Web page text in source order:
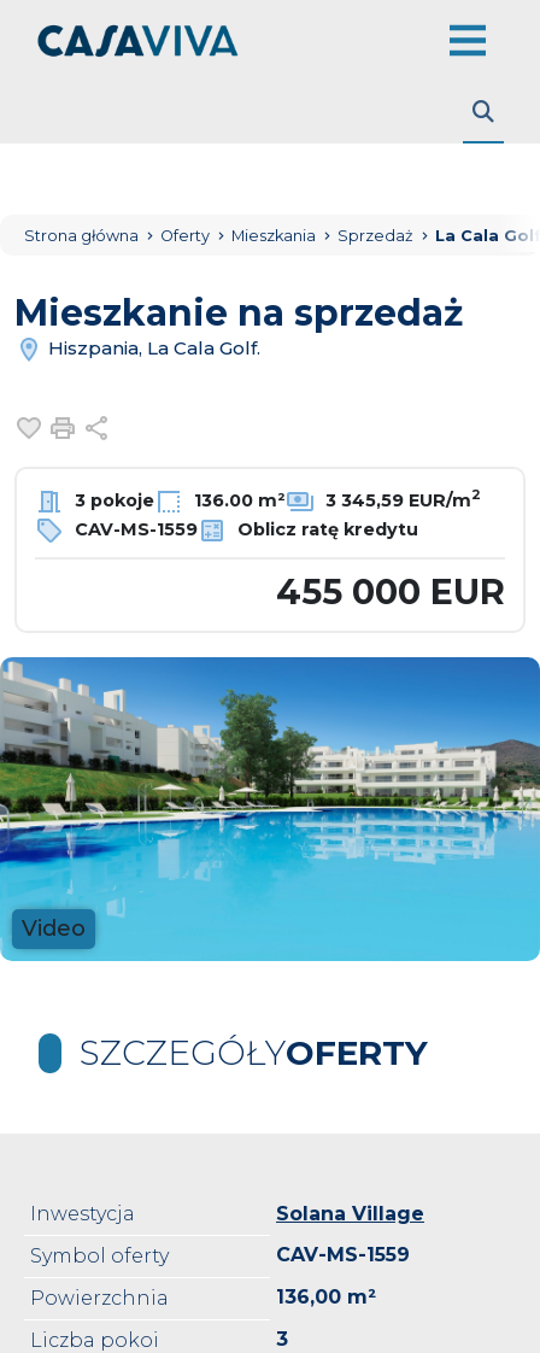
Strona główna Oferty Mieszkania Sprzedaż La Cala
Mieszkanie na sprzedaż
Hiszpania, La Cala Golf.
Dodaj do ulubionych
Drukuj
3 pokoje 136.00 m² 3 345,59 EUR/m2
CAV-MS-1559 Oblicz ratę kredytu
455 000 EUR
Video
SZCZEGÓŁYOFERTY
Inwestycja
Solana Village
Symbol oferty
CAV-MS-1559
Powierzchnia
136,00 m²
Liczba pokoi
3